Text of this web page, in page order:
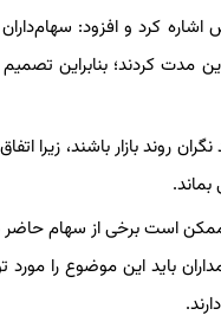
کرد و افزود:
این مدت کردند؛
روند بازار باشند، زیرا
است برخی از سهام حاضر
باید این موضوع را